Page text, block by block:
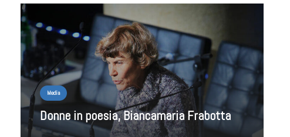
Media
Donne in poesia, Biancamaria Frabotta